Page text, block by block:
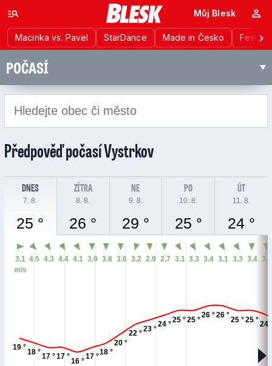
Macinka vs. Pavel StarDance Made in Česko
Můj Blesk
POČASÍ
Předpověď počasíVystrkov
DNES
7. 8.
25 °
ZÍTRA
8. 8.
26 °
NE
9. 8.
29 °
PO
10. 8.
25 °
ÚT
11. 8.
24 °
19 °
18 °
17 °17 °
16 °
17 °
18 °
20 °
22 °
23 °
24 °
25 °25 °
26 °26 °
25 °25 °
24
3.1
m/s
4.5 4.3 4.4 4.1 3.9 3.8 3.6 3.2 2.9 2.7 3.1 3.3 3.4 3.1 3.3 3.4 3.5